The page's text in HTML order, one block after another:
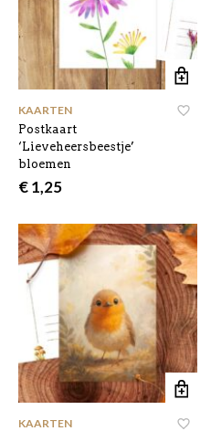
KAARTEN
Postkaart
‘Lieveheersbeestje’
bloemen
€1,25
KAARTEN